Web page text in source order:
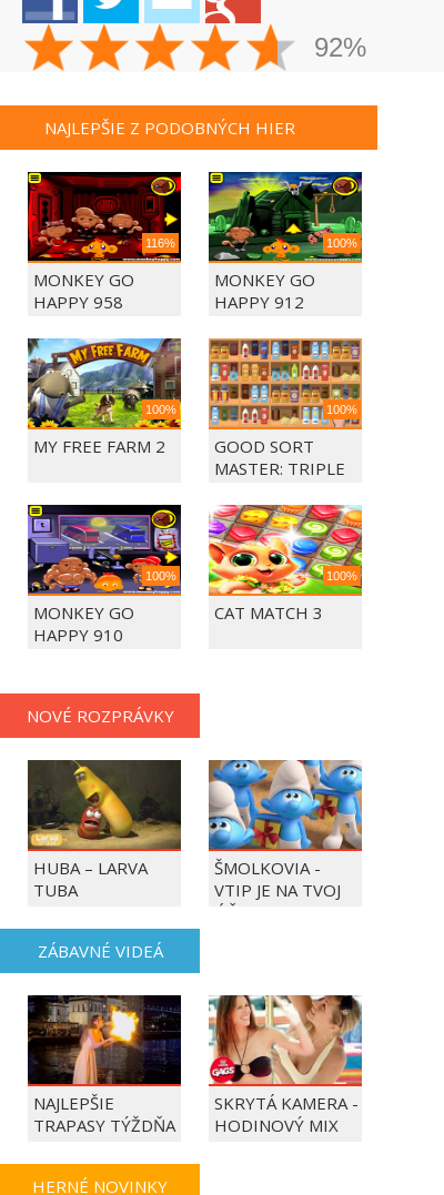
92%
NAJLEPŠIE Z PODOBNÝCH HIER
116%
MONKEY GO
HAPPY 958
100%
MONKEY GO
HAPPY 912
100%
MY FREE FARM 2
100%
GOOD SORT
MASTER: TRIPLE
100%
MONKEY GO
HAPPY 910
100%
CAT MATCH 3
NOVÉ ROZPRÁVKY
HUBA – LARVA
TUBA
ŠMOLKOVIA -
VTIP JE NA TVOJ
ÚČET
ZÁBAVNÉ VIDEÁ
NAJLEPŠIE
TRAPASY TÝŽDŇA
SKRYTÁ KAMERA -
HODINOVÝ MIX
HERNÉ NOVINKY